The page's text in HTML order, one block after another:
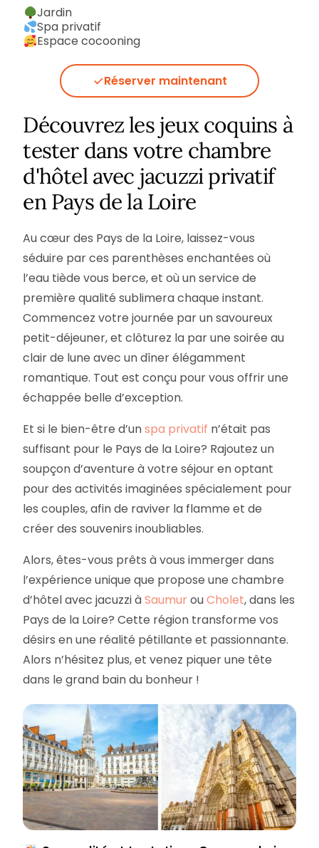
Jardin
Spa privatif
Espace cocooning
Réserver maintenant
Découvrez les jeux coquins à
tester dans votre chambre
d'hôtel avec jacuzzi privatif
en Pays de la Loire
Au cœur des Pays de la Loire, laissez-vous
séduire par ces parenthèses enchantées où
l’eau tiède vous berce, et où un service de
première qualité sublimera chaque instant.
Commencez votre journée par un savoureux
petit-déjeuner, et clôturez la par une soirée au
clair de lune avec un dîner élégamment
romantique. Tout est conçu pour vous offrir une
échappée belle d’exception.
Et si le bien-être d’unspa privatif n’était pas
suffisant pour le Pays de la Loire? Rajoutez un
soupçon d’aventure à votre séjour en optant
pour des activités imaginées spécialement pour
les couples, afin de raviver la flamme et de
créer des souvenirs inoubliables.
Alors, êtes-vous prêts à vous immerger dans
l’expérience unique que propose une chambre
d’hôtel avec jacuzzi àSaumurouCholet, dans les
Pays de la Loire? Cette région transforme vos
désirs en une réalité pétillante et passionnante.
Alors n’hésitez plus, et venez piquer une tête
dans le grand bain du bonheur !